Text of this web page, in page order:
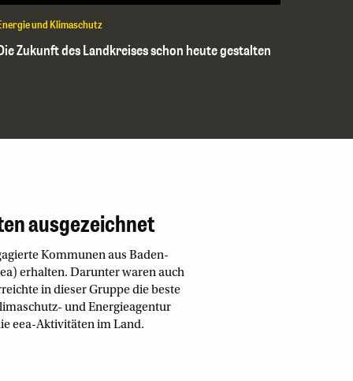
und Klimaschutz
Zukunft des Landkreises schon heute gestalten
ausgezeichnet
Kommunen aus Baden-
erhalten. Darunter waren auch
in dieser Gruppe die beste
und Energieagentur
eea-Aktivitäten im Land.